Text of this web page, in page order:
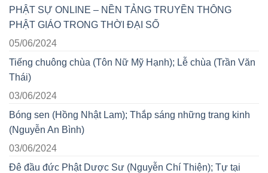
PHẬT SỰ ONLINE – NỀN TẢNG TRUYỀN THÔNG
PHẬT GIÁO TRONG THỜI ĐẠI SỐ
05/06/2024
Tiếng chuông chùa (Tôn Nữ Mỹ Hạnh); Lễ chùa (Trần Văn
Thái)
03/06/2024
Bóng sen (Hồng Nhật Lam); Thắp sáng những trang kinh
(Nguyễn An Bình)
03/06/2024
Đê đầu đức Phật Dược Sư (Nguyễn Chí Thiện); Tự tại